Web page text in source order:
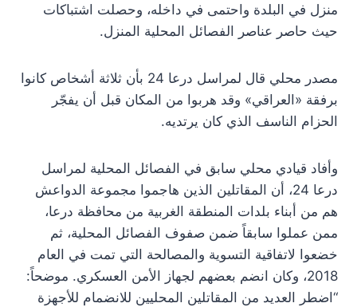
منزل في البلدة واحتمى في داخله، وحصلت اشتباكات
حيث حاصر عناصر الفصائل المحلية المنزل.
مصدر محلي قال لمراسل درعا 24 بأن ثلاثة أشخاص كانوا
برفقة «العراقي» وقد هربوا من المكان قبل أن يفجّر
الحزام الناسف الذي كان يرتديه.
وأفاد قيادي محلي سابق في الفصائل المحلية لمراسل
درعا 24، أن المقاتلين الذين هاجموا مجموعة الدواعش
هم من أبناء بلدات المنطقة الغربية من محافظة درعا،
ممن عملوا سابقاً ضمن صفوف الفصائل المحلية، ثم
خضعوا لاتفاقية التسوية والمصالحة التي تمت في العام
2018، وكان انضم بعضهم لجهاز الأمن العسكري. موضحاً:
“اضطر العديد من المقاتلين المحليين للانضمام للأجهزة